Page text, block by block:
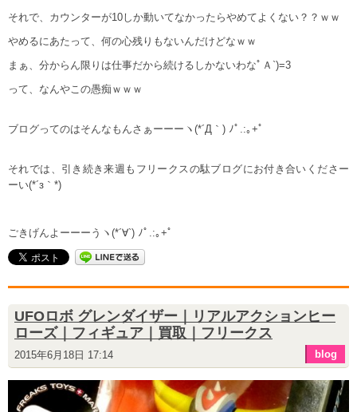
それで、カウンターが10しか動いてなかったらやめてよくない？？ｗｗ
やめるにあたって、何の心残りもないんだけどなｗｗ
まぁ、分からん限りは仕事だから続けるしかないわなﾟＡ`)=3
って、なんやこの愚痴ｗｗｗ
ブログってのはそんなもんさぁーーーヽ(*´Д｀) ﾉﾟ.:｡+ﾟ
それでは、引き続き来週もフリークスの駄ブログにお付き合いくださー
ーい(*´з｀*)
ごきげんよーーーうヽ(*´∀`) ﾉﾟ.:｡+ﾟ
UFOロボ グレンダイザー｜リアルアクションヒー
ローズ｜フィギュア｜買取｜フリークス
2015年6月18日 17:14 blog